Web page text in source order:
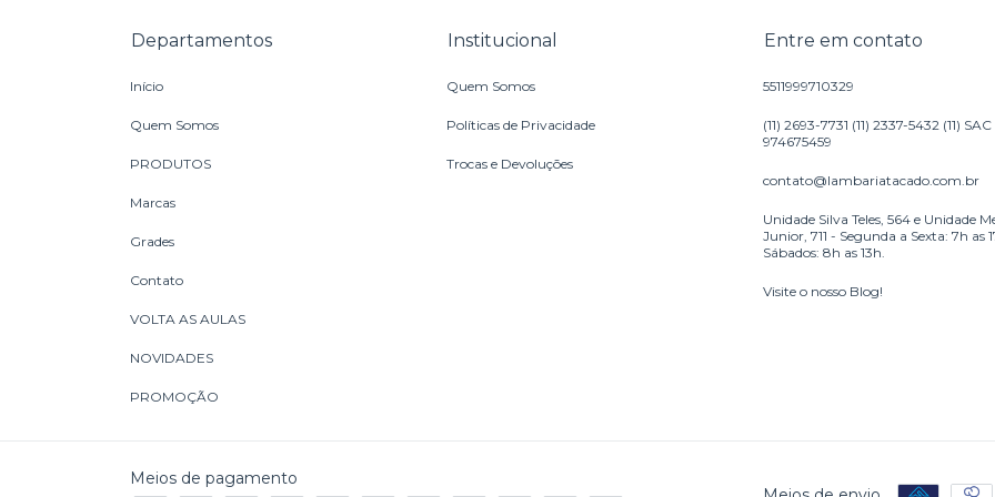
Departamentos
Início
Quem Somos
PRODUTOS
Marcas
Grades
Contato
VOLTA AS AULAS
NOVIDADES
PROMOÇÃO
Institucional
Quem Somos
Políticas de Privacidade
Trocas e Devoluções
Entre em contato
5511999710329
(11) 2693-7731 (11) 2337-5432 (11) SAC
974675459
contato@lambariatacado.com.br
Unidade Silva Teles, 564 e Unidade
Junior, 711 - Segunda a Sexta: 7h as
Sábados: 8h as 13h.
Visite o nosso Blog!
Meios de pagamento